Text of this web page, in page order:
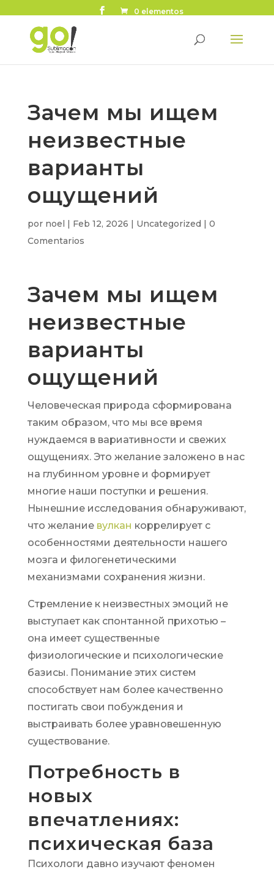
0 elementos
Зачем мы ищем
неизвестные
варианты
ощущений
por noel | Feb 12, 2026 | Uncategorized | 0
Comentarios
Зачем мы ищем
неизвестные
варианты
ощущений
Человеческая природа сформирована
таким образом, что мы все время
нуждаемся в вариативности и свежих
ощущениях. Это желание заложено в нас
на глубинном уровне и формирует
многие наши поступки и решения.
Нынешние исследования обнаруживают,
что желание вулкан коррелирует с
особенностями деятельности нашего
мозга и филогенетическими
механизмами сохранения жизни.
Стремление к неизвестных эмоций не
выступает как спонтанной прихотью –
она имеет существенные
физиологические и психологические
базисы. Понимание этих систем
способствует нам более качественно
постигать свои побуждения и
выстраивать более уравновешенную
существование.
Потребность в
новых
впечатлениях:
психическая база
Психологи давно изучают феномен